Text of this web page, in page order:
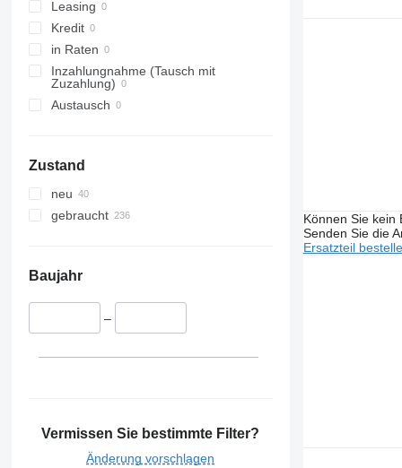
Leasing
Kredit
in Raten
Inzahlungnahme (Tausch mit
Zuzahlung)
Austausch
Zustand
neu
gebraucht
Baujahr
–
Vermissen Sie bestimmte Filter?
Änderung vorschlagen
Können Sie kein
Senden Sie die
Ersatzteil